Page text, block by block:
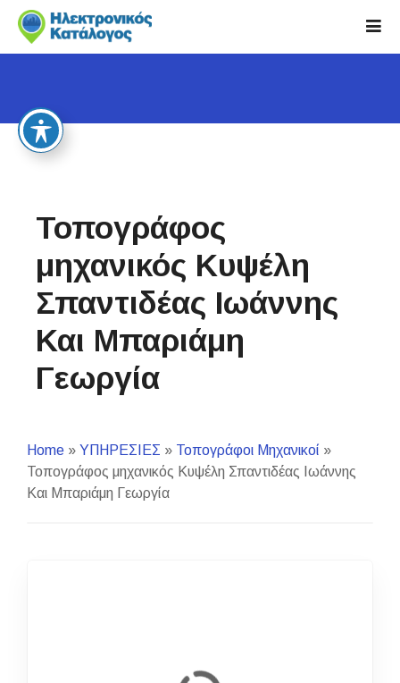
i
Τοπογράφος
μηχανικός Κυψέλη
Σπαντιδέας Ιωάννης
Και Μπαριάμη
Γεωργία
Home » ΥΠΗΡΕΣΙΕΣ » Τοπογράφοι Μηχανικοί »
Τοπογράφος μηχανικός Κυψέλη Σπαντιδέας Ιωάννης
Και Μπαριάμη Γεωργία